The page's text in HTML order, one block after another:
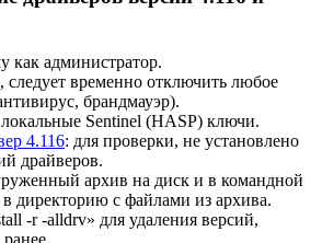
как администратор.
временно отключить любое
брандмауэр).
Sentinel (HASP) ключи.
4.116: для проверки, не установлено
драйверов.
архив на диск и в командной
в директорию с файлами из архива.
-r -alldrv» для удаления версий,